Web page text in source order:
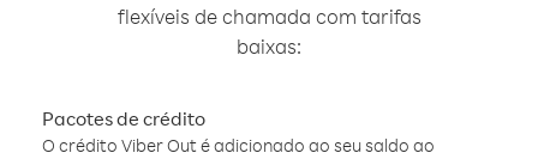
flexíveis de chamada com tarifas
baixas:
Pacotes de crédito
O crédito Viber Out é adicionado ao seu saldo ao